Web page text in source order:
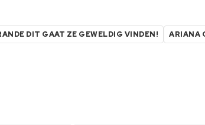
DIT GAAT ZE GEWELDIG VINDEN! ARIANA